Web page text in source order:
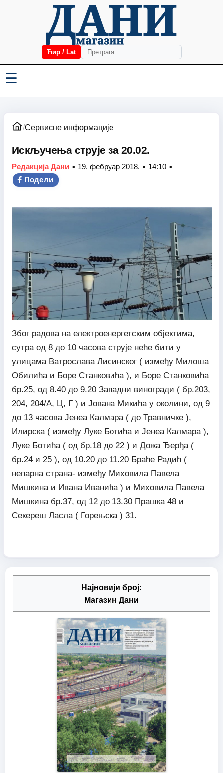
Ћир / Lat
☰
/Сервисне информације
Искључења струје за 20.02.
Редакција Дани • 19. фебруар 2018. • 14:10 •
Подели
Због радова на електроенергетским објектима,
сутра од 8 до 10 часова струје неће бити у
улицама Ватрослава Лисинског ( између Милоша
Обилића и Боре Станковића ), и Боре Станковића
бр.25, од 8.40 до 9.20 Западни виногради ( бр.203,
204, 204/А, Ц, Г ) и Јована Микића у околини, од 9
до 13 часова Јенеа Калмара ( до Травничке ),
Илирска ( између Луке Ботића и Јенеа Калмара ),
Луке Ботића ( од бр.18 до 22 ) и Дожа Ђерђа (
бр.24 и 25 ), од 10.20 до 11.20 Браће Радић (
непарна страна- између Миховила Павела
Мишкина и Ивана Иванића ) и Миховила Павела
Мишкина бр.37, од 12 до 13.30 Прашка 48 и
Секереш Ласла ( Горењска ) 31.
Најновији број:
Магазин Дани